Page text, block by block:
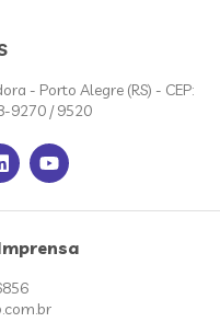
- Porto Alegre (RS) - CEP:
9270 / 9520